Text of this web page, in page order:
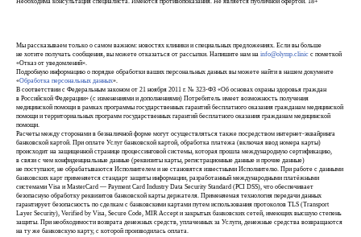
Мы рассказываем только о самом важном: новостях клиники и специальных предложениях. Если вы больше
не хотите получать сообщения, вы можете отказаться от рассылки. Напишите нам на info@olymp.clinic с пометкой
«Отказ от уведомлений».
Подробную информацию о порядке обработки ваших персональных данных вы можете найти в нашем документе
«Обработка персональных данных».
В соответствии с Федеральным законом от 21 ноября 2011 г. № 323-ФЗ «Об основах охраны здоровья граждан
в Российской Федерации» (с изменениями и дополнениями) Потребитель имеет возможность получения
медицинской помощи в рамках программы государственных гарантий бесплатного оказания гражданам медицинской
помощи и территориальных программ государственных гарантий бесплатного оказания гражданам медицинской
помощи.
Расчеты между сторонами в безналичной форме могут осуществляться также посредством интернет-эквайринга
банковской картой. При оплате Услуг банковской картой, обработка платежа (включая ввод номера карты)
происходит на защищенной странице процессинговой системы, которая прошла международную сертификацию,
в связи с чем конфиденциальные данные (реквизиты карты, регистрационные данные и прочие данные)
не поступают, не обрабатываются Исполнителем и не становятся известными Исполнителю. При работе с данными
банковских карт применяется стандарт защиты информации, разработанный международными платёжными
системами Visa и MasterCard — Payment Card Industry Data Security Standard (PCI DSS), что обеспечивает
безопасную обработку реквизитов банковской карты держателя. Применяемая технология передачи данных
гарантирует безопасность по сделкам с банковскими картами путем использования протоколов TLS (Transport
Layer Security), Verified by Visa, Secure Code, MIR Accept и закрытых банковских сетей, имеющих высшую степень
защиты. При необходимости возврата денежных средств, уплаченных за Услуги, денежные средства возвращаются
на ту же банковскую карту, с которой производилась оплата.